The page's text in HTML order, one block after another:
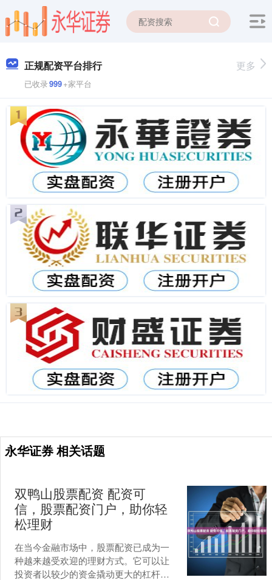
正规配资平台排行
已收录999+家平台
更多
永华证券 相关话题
双鸭山股票配资 配资可
信，股票配资门户，助你轻
松理财
在当今金融市场中，股票配资已成为一
种越来越受欢迎的理财方式。它可以让
投资者以较少的资金撬动更大的杠杆，